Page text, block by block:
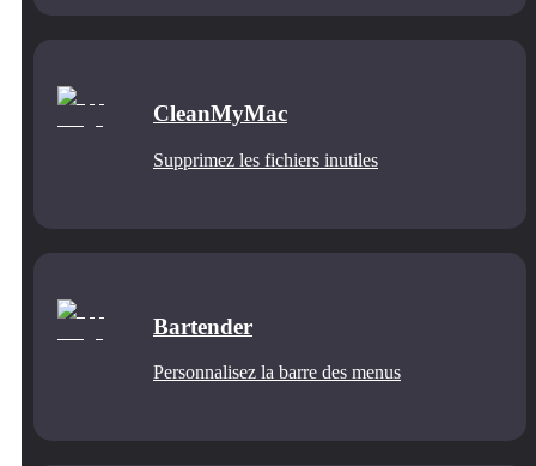
CleanMyMac
Supprimez les fichiers inutiles
Bartender
Personnalisez la barre des menus